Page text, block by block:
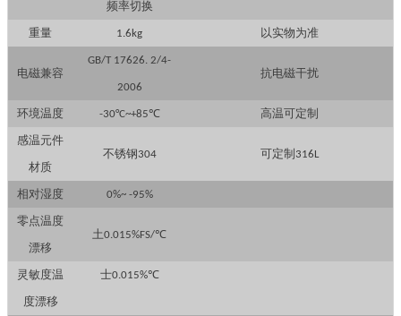
频率切换
重量
1.6kg 以实物为准
电磁兼容
GB/T 17626. 2/4-
2006
抗电磁干扰
环境温度 -30°C~+85℃
高温可定制
感温元件
材质
不锈钢304 可定制 316L
相对湿度 0%~ -95%
零点温度
漂移
土0.015%FS/℃
灵敏度温
度漂移
士0.015%℃